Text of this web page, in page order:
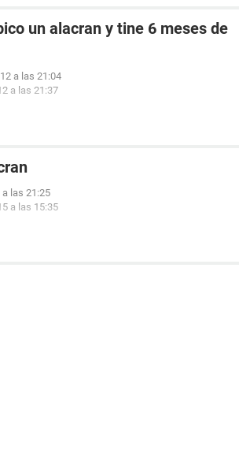
un alacran y tine 6 meses de
a las 21:04
a las 21:37
a las 21:25
a las 15:35